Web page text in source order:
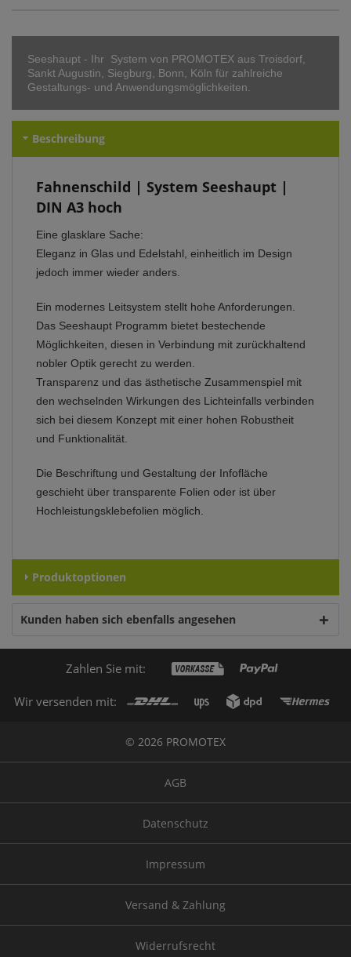
Seeshaupt - Ihr System von PROMOTEX aus Troisdorf,
Sankt Augustin, Siegburg, Bonn, Köln für zahlreiche
Gestaltungs- und Anwendungsmöglichkeiten.
Beschreibung
Fahnenschild | System Seeshaupt |
DIN A3 hoch
Eine glasklare Sache:
Eleganz in Glas und Edelstahl, einheitlich im Design
jedoch immer wieder anders.
Ein modernes Leitsystem stellt hohe Anforderungen.
Das Seeshaupt Programm bietet bestechende
Möglichkeiten, diesen in Verbindung mit zurückhaltend
nobler Optik gerecht zu werden.
Transparenz und das ästhetische Zusammenspiel mit
den wechselnden Wirkungen des Lichteinfalls verbinden
sich bei diesem Konzept mit einer hohen Robustheit
und Funktionalität.
Die Beschriftung und Gestaltung der Infofläche
geschieht über transparente Folien oder ist über
Hochleistungsklebefolien möglich.
Produktoptionen
Kunden haben sich ebenfalls angesehen
Zahlen Sie mit:
Wir versenden mit:
© 2026 PROMOTEX
AGB
Datenschutz
Impressum
Versand & Zahlung
Widerrufsrecht